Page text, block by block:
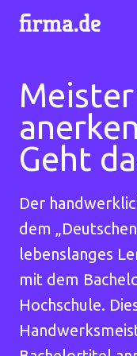
Geht
Der
dem
lebenslanges
mit dem
Hochschule.